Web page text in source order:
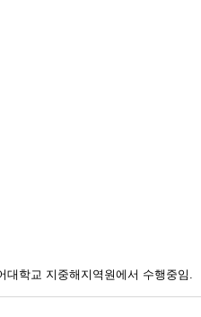
대학교 지중해지역원에서 수행중임.